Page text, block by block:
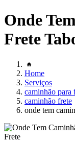
Onde
Frete
Home
Serviços
caminhão para
caminhão frete
onde tem